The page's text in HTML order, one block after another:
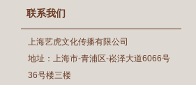
联系我们
上海艺虎文化传播有限公司
地址：上海市-青浦区-崧泽大道6066号
36号楼三楼